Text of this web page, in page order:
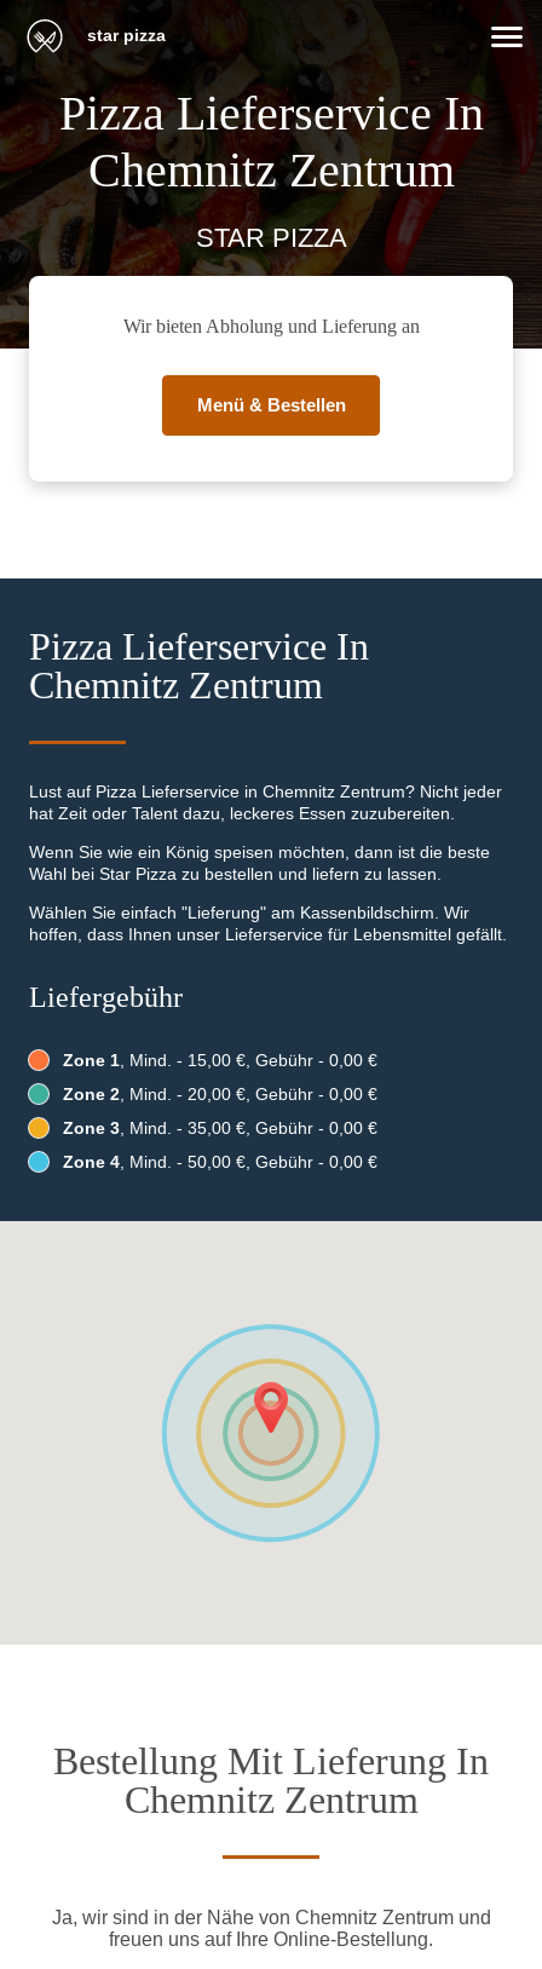
star pizza
Pizza Lieferservice In
Chemnitz Zentrum
STAR PIZZA
Wir bieten Abholung und Lieferung an
Menü & Bestellen
Pizza Lieferservice In
Chemnitz Zentrum
Lust auf Pizza Lieferservice in Chemnitz Zentrum? Nicht jeder
hat Zeit oder Talent dazu, leckeres Essen zuzubereiten.
Wenn Sie wie ein König speisen möchten, dann ist die beste
Wahl bei Star Pizza zu bestellen und liefern zu lassen.
Wählen Sie einfach "Lieferung" am Kassenbildschirm. Wir
hoffen, dass Ihnen unser Lieferservice für Lebensmittel gefällt.
Liefergebühr
Zone 1, Mind. - 15,00 €, Gebühr - 0,00 €
Zone 2, Mind. - 20,00 €, Gebühr - 0,00 €
Zone 3, Mind. - 35,00 €, Gebühr - 0,00 €
Zone 4, Mind. - 50,00 €, Gebühr - 0,00 €
Bestellung Mit Lieferung In
Chemnitz Zentrum
Ja, wir sind in der Nähe von Chemnitz Zentrum und
freuen uns auf Ihre Online-Bestellung.